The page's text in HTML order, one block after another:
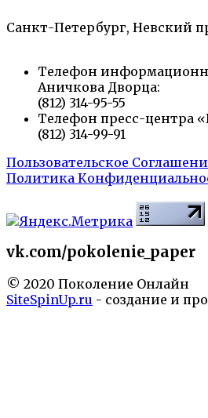
Санкт-Петербург, Невский
Телефон
Аничкова Дворца:
(812) 314-95-55
Телефон пресс-центра
(812) 314-99-91
Пользовательское
Политика
vk.com/pokolenie_paper
© 2020 Поколение Онлайн
SiteSpinUp.ru - создание и